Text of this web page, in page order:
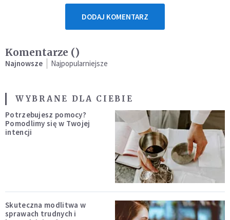
DODAJ KOMENTARZ
Komentarze ()
Najnowsze Najpopularniejsze
WYBRANE DLA CIEBIE
Potrzebujesz pomocy?
Pomodlimy się w Twojej
intencji
Skuteczna modlitwa w
sprawach trudnych i